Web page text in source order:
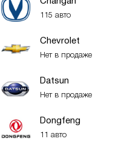
115 авто
Chevrolet
Нет в продаже
Datsun
Нет в продаже
Dongfeng
11 авто